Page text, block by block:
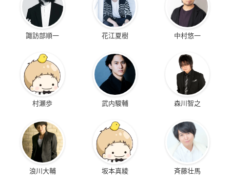
諏訪部順一 花江夏樹 中村悠一
村瀬歩 武内駿輔 森川智之
浪川大輔 坂本真綾 斉藤壮馬